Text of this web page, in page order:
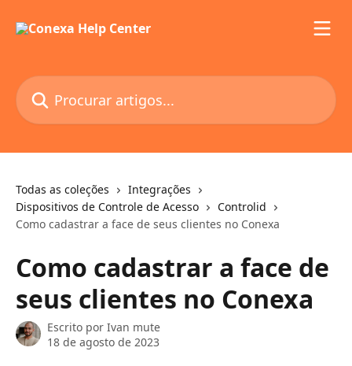
Procurar artigos...
Todas as coleções
Integrações
Dispositivos de Controle de Acesso
Controlid
Como cadastrar a face de seus clientes no Conexa
Como cadastrar a face de
seus clientes no Conexa
Escrito por Ivan mute
18 de agosto de 2023